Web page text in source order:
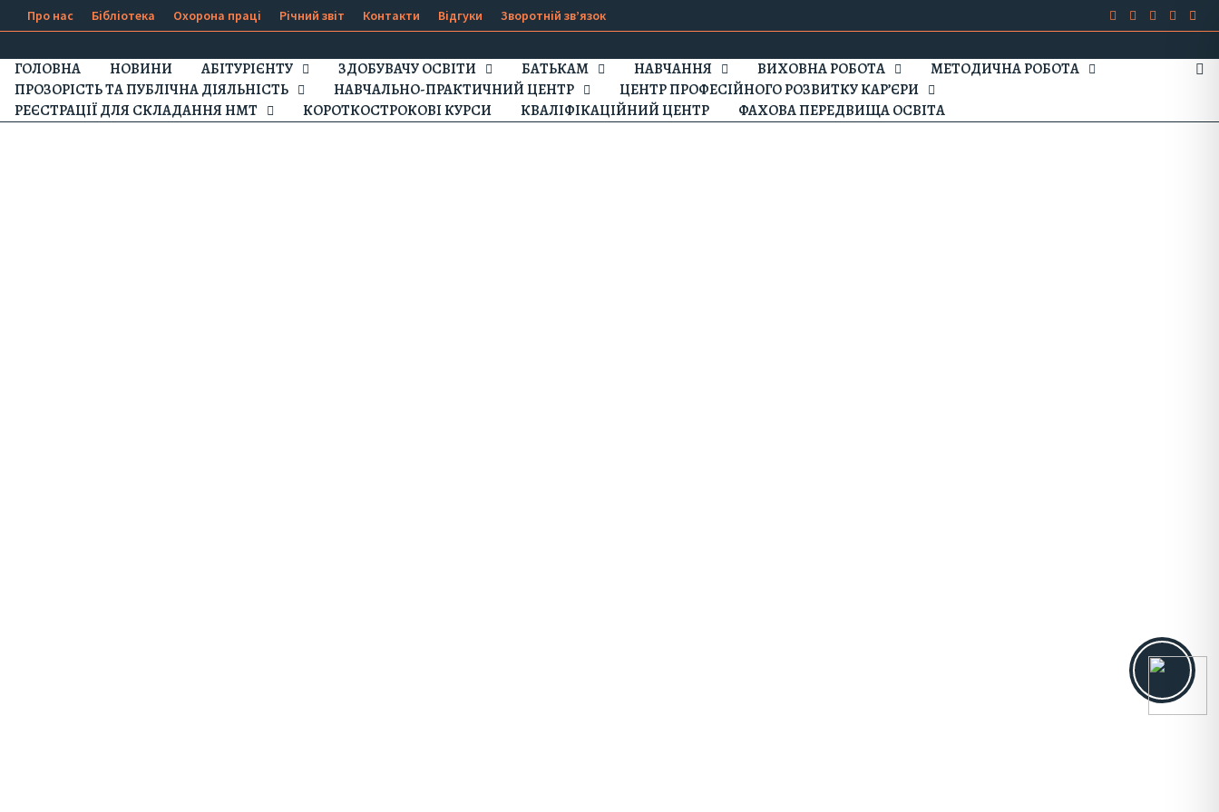
Про нас Бібліотека Охорона праці Річний звіт Контакти Відгуки Зворотній зв’язок
ГОЛОВНА НОВИНИ АБІТУРІЄНТУ ЗДОБУВАЧУ ОСВІТИ БАТЬКАМ НАВЧАННЯ ВИХОВНА РОБОТА
МЕТОДИЧНА РОБОТА
ПРОЗОРІСТЬ ТА ПУБЛІЧНА ДІЯЛЬНІСТЬ
НАВЧАЛЬНО-ПРАКТИЧНИЙ ЦЕНТР
ЦЕНТР ПРОФЕСІЙНОГО РОЗВИТКУ КАР’ЄРИ
РЕЄСТРАЦІЇ ДЛЯ СКЛАДАННЯ НМТ
КОРОТКОСТРОКОВІ КУРСИ КВАЛІФІКАЦІЙНИЙ ЦЕНТР ФАХОВА ПЕРЕДВИЩА ОСВІТА